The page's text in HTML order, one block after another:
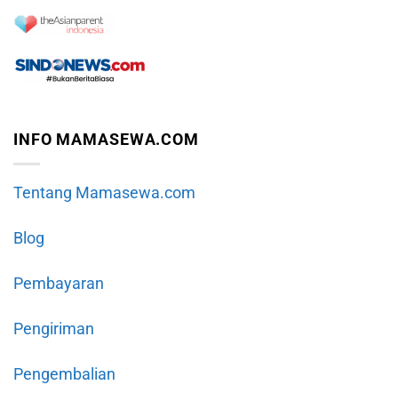
INFO MAMASEWA.COM
Tentang Mamasewa.com
Blog
Pembayaran
Pengiriman
Pengembalian